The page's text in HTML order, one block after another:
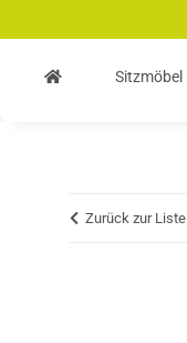
Sitzmöbel
Zurück zur Liste